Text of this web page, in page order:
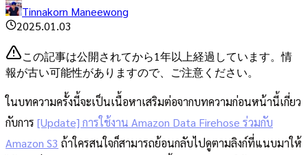
Tinnakorn Maneewong
2025.01.03
この記事は公開されてから1年以上経過しています。情
報が古い可能性がありますので、ご注意ください。
ในบทความครั้งนี้จะเป็นเนื้อหาเสริมต่อจากบทความก่อนหน้านี้เกี่ยว
กับการ [Update] การใช้งาน Amazon Data Firehose ร่วมกับ
Amazon S3 ถ้าใครสนใจก็สามารถย้อนกลับไปดูตามลิงก์ที่แนบมาให้